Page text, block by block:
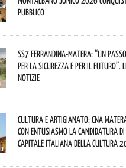
pubblico
SS7 Ferrandina-Matera: “Un
per la sicurezza e per il futuro”.
notizie
Cultura e Artigianato: CNA
con entusiasmo la candidatura
Capitale Italiana della Cultura